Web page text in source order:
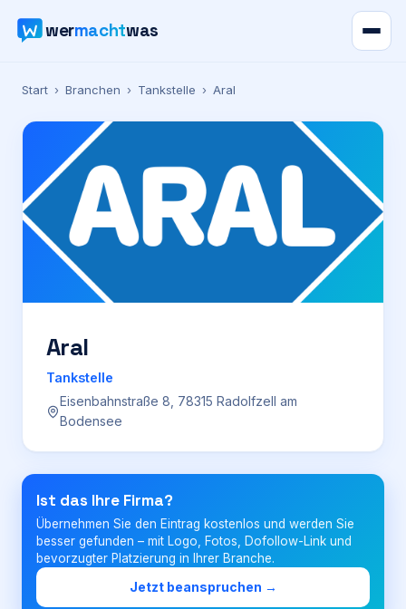
wermachtwas
Verzeichnis
Karte
News
Ratgeber
Preise
Für Firmen
Login
Firma eintragen
Start › Branchen › Tankstelle › Aral
Aral
Tankstelle
Eisenbahnstraße 8, 78315 Radolfzell am
Bodensee
Ist das Ihre Firma?
Übernehmen Sie den Eintrag kostenlos und werden Sie
besser gefunden – mit Logo, Fotos, Dofollow-Link und
bevorzugter Platzierung in Ihrer Branche.
Jetzt beanspruchen →